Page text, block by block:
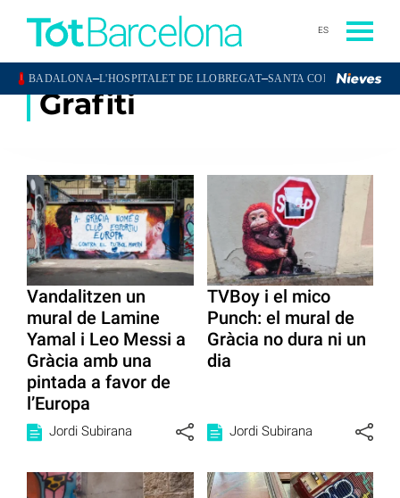
ES
BADALONA–L'HOSPITALET DE LLOBREGAT–SANTA COLOMA DE
Grafiti
Vandalitzen un
mural de Lamine
Yamal i Leo Messi a
Gràcia amb una
pintada a favor de
l’Europa
Jordi Subirana
TVBoy i el mico
Punch: el mural de
Gràcia no dura ni un
dia
Jordi Subirana